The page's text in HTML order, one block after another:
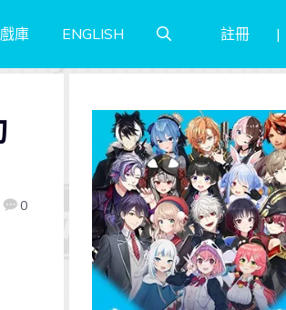
庫 ENGLISH 註冊
0